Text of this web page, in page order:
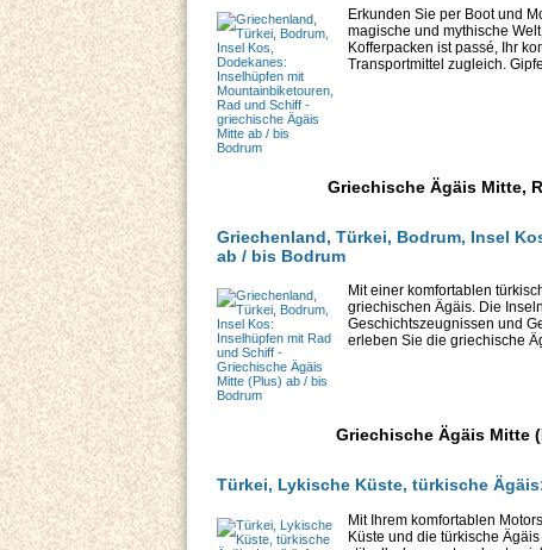
Erkunden Sie per Boot und
magische und mythische
Kofferpacken ist passé, Ihr
Transportmittel zugleich.
Griechische Ägäis Mitte,
Griechenland, Türkei, Bodrum, Insel
ab / bis Bodrum
Mit einer komfortablen
griechischen Ägäis. Die
Geschichtszeugnissen und
erleben Sie die griechische
Griechische Ägäis Mitte
Türkei, Lykische Küste, türkische
Mit Ihrem komfortablen
Küste und die türkische